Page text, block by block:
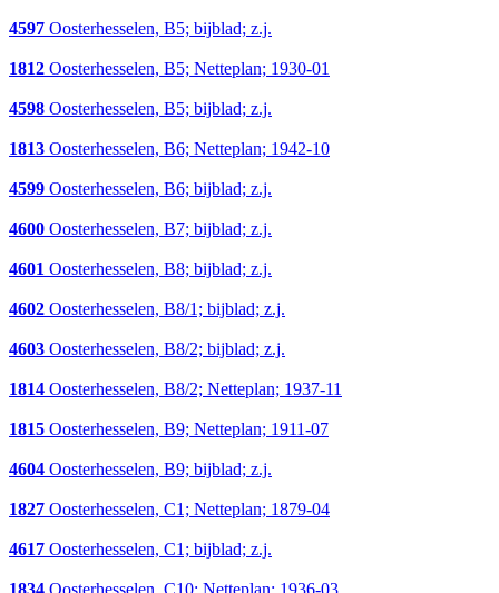
4597 Oosterhesselen, B5; bijblad; z.j.
1812 Oosterhesselen, B5; Netteplan; 1930-01
4598 Oosterhesselen, B5; bijblad; z.j.
1813 Oosterhesselen, B6; Netteplan; 1942-10
4599 Oosterhesselen, B6; bijblad; z.j.
4600 Oosterhesselen, B7; bijblad; z.j.
4601 Oosterhesselen, B8; bijblad; z.j.
4602 Oosterhesselen, B8/1; bijblad; z.j.
4603 Oosterhesselen, B8/2; bijblad; z.j.
1814 Oosterhesselen, B8/2; Netteplan; 1937-11
1815 Oosterhesselen, B9; Netteplan; 1911-07
4604 Oosterhesselen, B9; bijblad; z.j.
1827 Oosterhesselen, C1; Netteplan; 1879-04
4617 Oosterhesselen, C1; bijblad; z.j.